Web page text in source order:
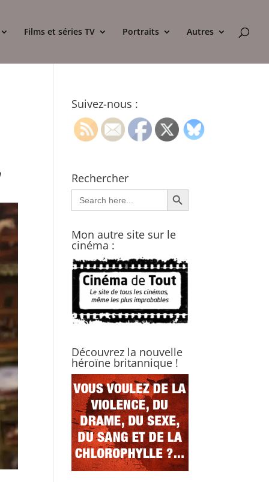
Films et séries TV Portraits Autres
Suivez-nous :
Rechercher
Search
for:
Search Button
Mon autre site sur le
cinéma :
Découvrez la nouvelle
héroïne britannique !